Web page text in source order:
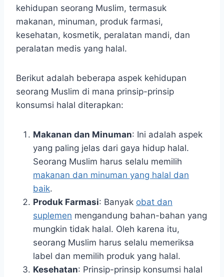
kehidupan seorang Muslim, termasuk
makanan, minuman, produk farmasi,
kesehatan, kosmetik, peralatan mandi, dan
peralatan medis yang halal.
Berikut adalah beberapa aspek kehidupan
seorang Muslim di mana prinsip-prinsip
konsumsi halal diterapkan:
Makanan dan Minuman: Ini adalah aspek
yang paling jelas dari gaya hidup halal.
Seorang Muslim harus selalu memilih
makanan dan minuman yang halal dan
baik.
Produk Farmasi: Banyak obat dan
suplemen mengandung bahan-bahan yang
mungkin tidak halal. Oleh karena itu,
seorang Muslim harus selalu memeriksa
label dan memilih produk yang halal.
Kesehatan: Prinsip-prinsip konsumsi halal